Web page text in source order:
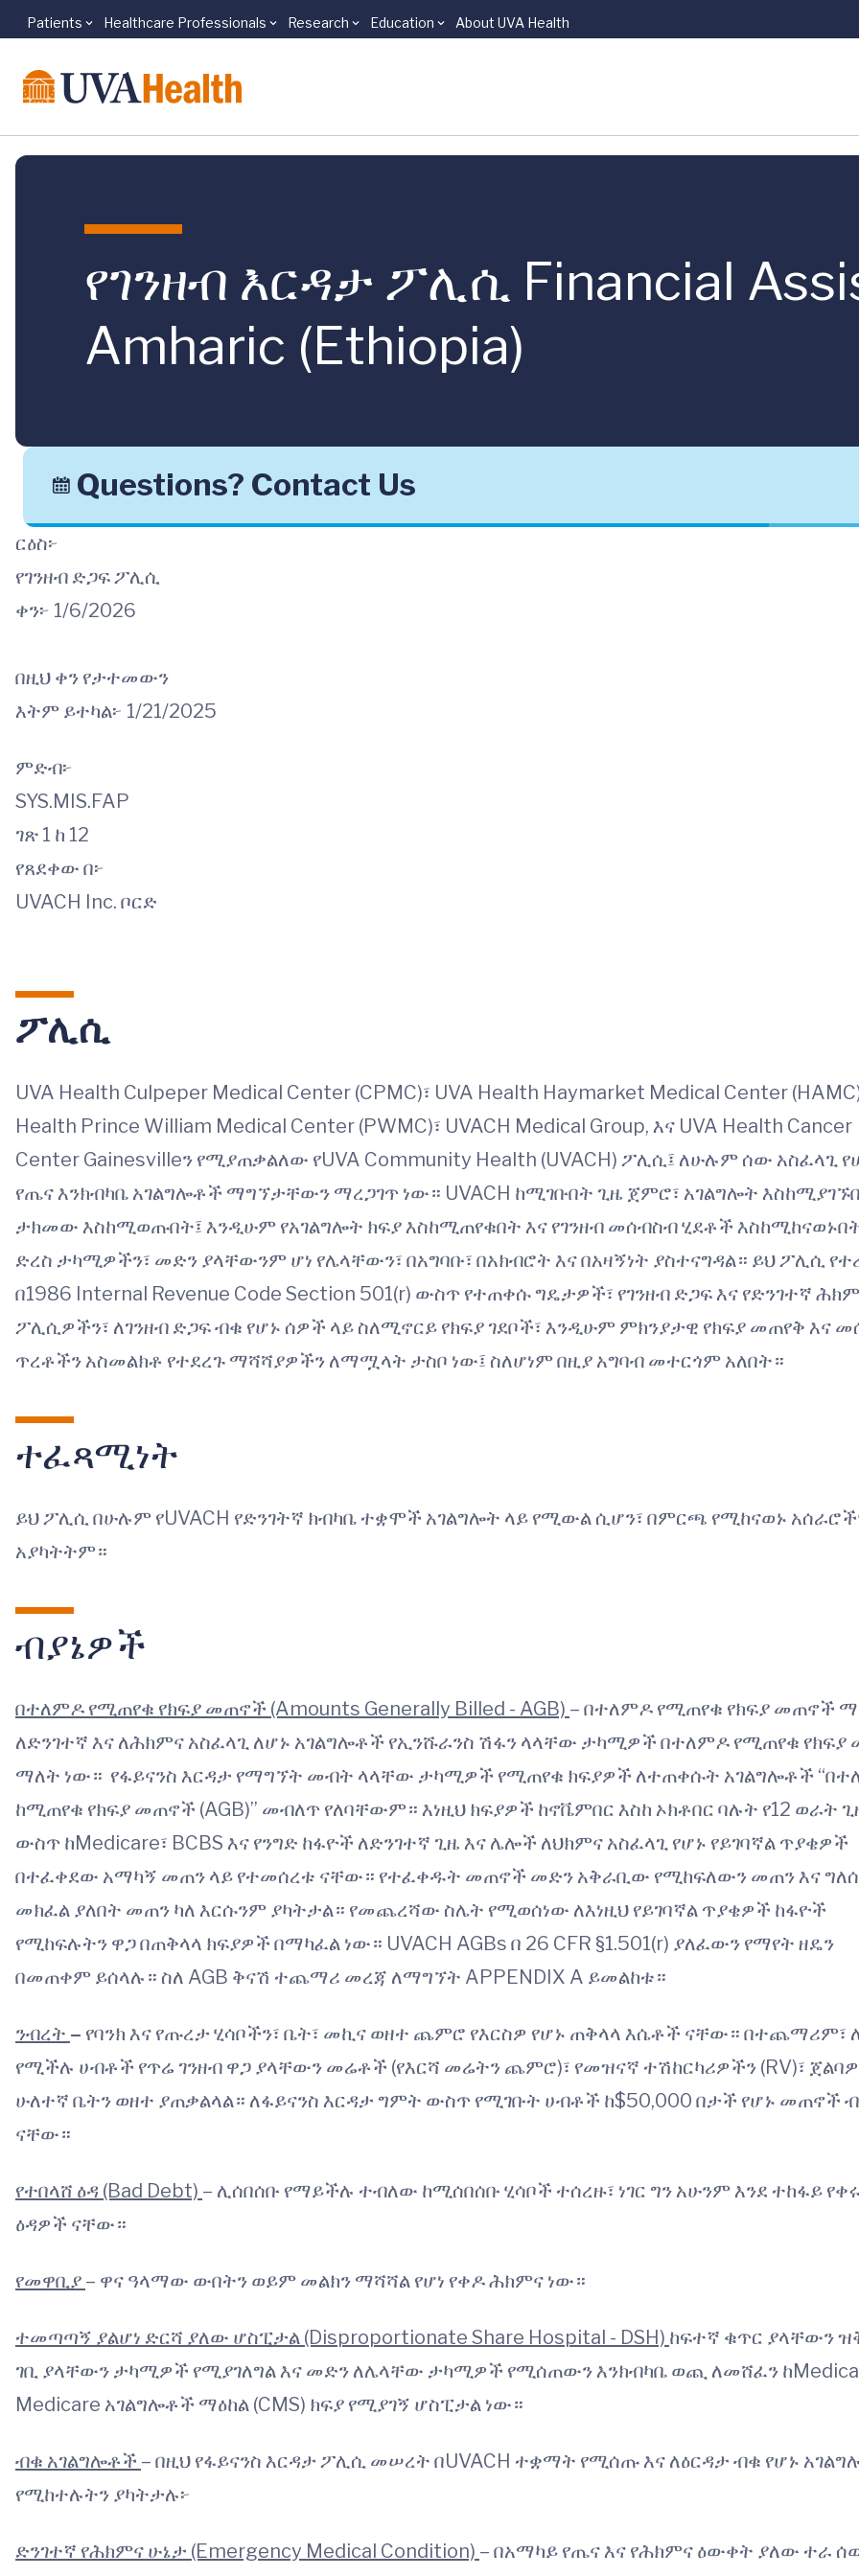
Skip to main content
Patients Healthcare Professionals Research Education About UVA Health
የገንዘብ እርዳታ ፖሊሲ Financial
Amharic (Ethiopia)
Questions? Contact Us
ርዕስ፦
የገንዘብ ድጋፍ ፖሊሲ
ቀን፦ 1/6/2026
በዚህ ቀን የታተመውን
እትም ይተካል፦ 1/21/2025
ምድብ፦
SYS.MIS.FAP
ገጽ 1 ከ 12
የጸደቀው በ፦
UVACH Inc. ቦርድ
ፖሊሲ
UVA Health Culpeper Medical Center (CPMC)፣ UVA Health Haymarket Medical Center
Health Prince William Medical Center (PWMC)፣ UVACH Medical Group, እና UVA Health Cancer
Center Gainesvilleን የሚያጠቃልለው የUVA Community Health (UVACH) ፖሊሲ፤ ለሁሉም ሰው አስፈላጊ
የጤና እንክብካቤ አገልግሎቶች ማግኘታቸውን ማረጋገጥ ነው። UVACH ከሚገቡበት ጊዜ ጀምሮ፣ አገልግሎት
ታክመው እስከሚወጡበት፤ እንዲሁም የአገልግሎት ክፍያ እስከሚጠየቁበት እና የገንዘብ መሰብስብ ሂደቶች
ድረስ ታካሚዎችን፣ መድን ያላቸውንም ሆነ የሌላቸውን፣ በአግባቡ፣ በአክብሮት እና በአዛኝነት ያስተናግዳል። ይህ ፖሊሲ
በ1986 Internal Revenue Code Section 501(r) ውስጥ የተጠቀሱ ግዴታዎች፣ የገንዘብ ድጋፍ እና የድንገተኛ
ፖሊሲዎችን፣ ለገንዘብ ድጋፍ ብቁ የሆኑ ሰዎች ላይ ስለሚኖርይ የክፍያ ገደቦች፣ እንዲሁም ምክንያታዊ የክፍያ መጠየቅ እና
ጥረቶችን አስመልክቶ የተደረጉ ማሻሻያዎችን ለማሟላት ታስቦ ነው፤ ስለሆነም በዚያ አግባብ መተርጎም አለበት።
ተፈጻሚነት
ይህ ፖሊሲ በሁሉም የUVACH የድንገትኛ ክብካቤ ተቋሞች አገልግሎት ላይ የሚውል ሲሆን፣ በምርጫ የሚከናወኑ
አያካትትም።
ብያኔዎች
በተለምዶ የሚጠየቁ የክፍያ መጠኖች (Amounts Generally Billed - AGB) – በተለምዶ የሚጠየቁ የክፍያ መጠኖች
ለድንገተኛ እና ለሕክምና አስፈላጊ ለሆኑ አገልግሎቶች የኢንሹራንስ ሽፋን ላላቸው ታካሚዎች በተለምዶ የሚጠየቁ
ማለት ነው። የፋይናንስ እርዳታ የማግኘት መብት ላላቸው ታካሚዎች የሚጠየቁ ክፍያዎች ለተጠቀሱት አገልግሎቶች
ከሚጠየቁ የክፍያ መጠኖች (AGB)” መብለጥ የለባቸውም። እነዚህ ክፍያዎች ከኖቬምበር እስከ ኦክቶበር ባሉት የ12 ወራት
ውስጥ ከMedicare፣ BCBS እና የንግድ ከፋዮች ለድንገተኛ ጊዜ እና ሌሎች ለህክምና አስፈላጊ የሆኑ የይገባኛል ጥያቄዎች
በተፈቀደው አማካኝ መጠን ላይ የተመሰረቱ ናቸው። የተፈቀዱት መጠኖች መድን አቅራቢው የሚከፍለውን መጠን እና
መክፈል ያለበት መጠን ካለ እርሱንም ያካትታል። የመጨረሻው ስሌት የሚወሰነው ለእነዚህ የይገባኛል ጥያቄዎች ከፋዮች
የሚከፍሉትን ዋጋ በጠቅላላ ክፍያዎች በማካፈል ነው። UVACH AGBs በ 26 CFR §1.501(r) ያለፈውን የማየት ዘዴን
በመጠቀም ይሰላሉ። ስለ AGB ቅናሽ ተጨማሪ መረጃ ለማግኘት APPENDIX A ይመልከቱ።
ንብረት – የባንክ እና የጡረታ ሂሳቦችን፣ ቤት፣ መኪና ወዘተ ጨምሮ የእርስዎ የሆኑ ጠቅላላ እሴቶች ናቸው። በተጨማሪም፣
የሚችሉ ሀብቶች የጥሬ ገንዘብ ዋጋ ያላቸውን መሬቶች (የእርሻ መሬትን ጨምሮ)፣ የመዝናኛ ተሽከርካሪዎችን (RV)፣
ሁለተኛ ቤትን ወዘተ ያጠቃልላል። ለፋይናንስ እርዳታ ግምት ውስጥ የሚገቡት ሀብቶች ከ$50,000 በታች የሆኑ መጠኖች
ናቸው።
የተበላሸ ዕዳ (Bad Debt) – ሊሰበሰቡ የማይችሉ ተብለው ከሚሰበሰቡ ሂሳቦች ተሰረዙ፣ ነገር ግን አሁንም እንደ ተከፋይ የቀሩ
ዕዳዎች ናቸው።
የመዋቢያ – ዋና ዓላማው ውበትን ወይም መልክን ማሻሻል የሆነ የቀዶ ሕክምና ነው።
ተመጣጣኝ ያልሆነ ድርሻ ያለው ሆስፒታል (Disproportionate Share Hospital - DSH) ከፍተኛ ቁጥር ያላቸውን
ገቢ ያላቸውን ታካሚዎች የሚያገለግል እና መድን ለሌላቸው ታካሚዎች የሚሰጠውን እንክብካቤ ወጪ ለመሸፈን
Medicare አገልግሎቶች ማዕከል (CMS) ክፍያ የሚያገኝ ሆስፒታል ነው።
ብቁ አገልግሎቶች – በዚህ የፋይናንስ እርዳታ ፖሊሲ መሠረት በUVACH ተቋማት የሚሰጡ እና ለዕርዳታ ብቁ የሆኑ
የሚከተሉትን ያካትታሉ፦
ድንገተኛ የሕክምና ሁኔታ (Emergency Medical Condition) – በአማካይ የጤና እና የሕክምና ዕውቀት ያለው ተራ